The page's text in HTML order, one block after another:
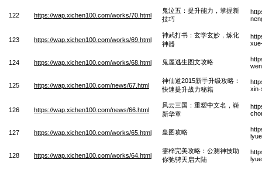
122 https://wap.xichen100.com/works/70.html
鬼泣五：提升能力，掌握新
技巧
123 https://wap.xichen100.com/works/69.html
神武打书：玄学玄妙，炼化
神器
124 https://wap.xichen100.com/works/68.html 鬼屋逃生图文攻略
125 https://wap.xichen100.com/news/67.html
神仙道2015新手升级攻略：
快速提升战力秘籍
xin-
126 https://wap.xichen100.com/news/66.html
风云三国：重塑中文名，崭
新华章
127 https://wap.xichen100.com/works/65.html 皇图攻略
128 https://wap.xichen100.com/works/64.html
雯梓完美攻略：公测神技助
你驰骋天启大陆